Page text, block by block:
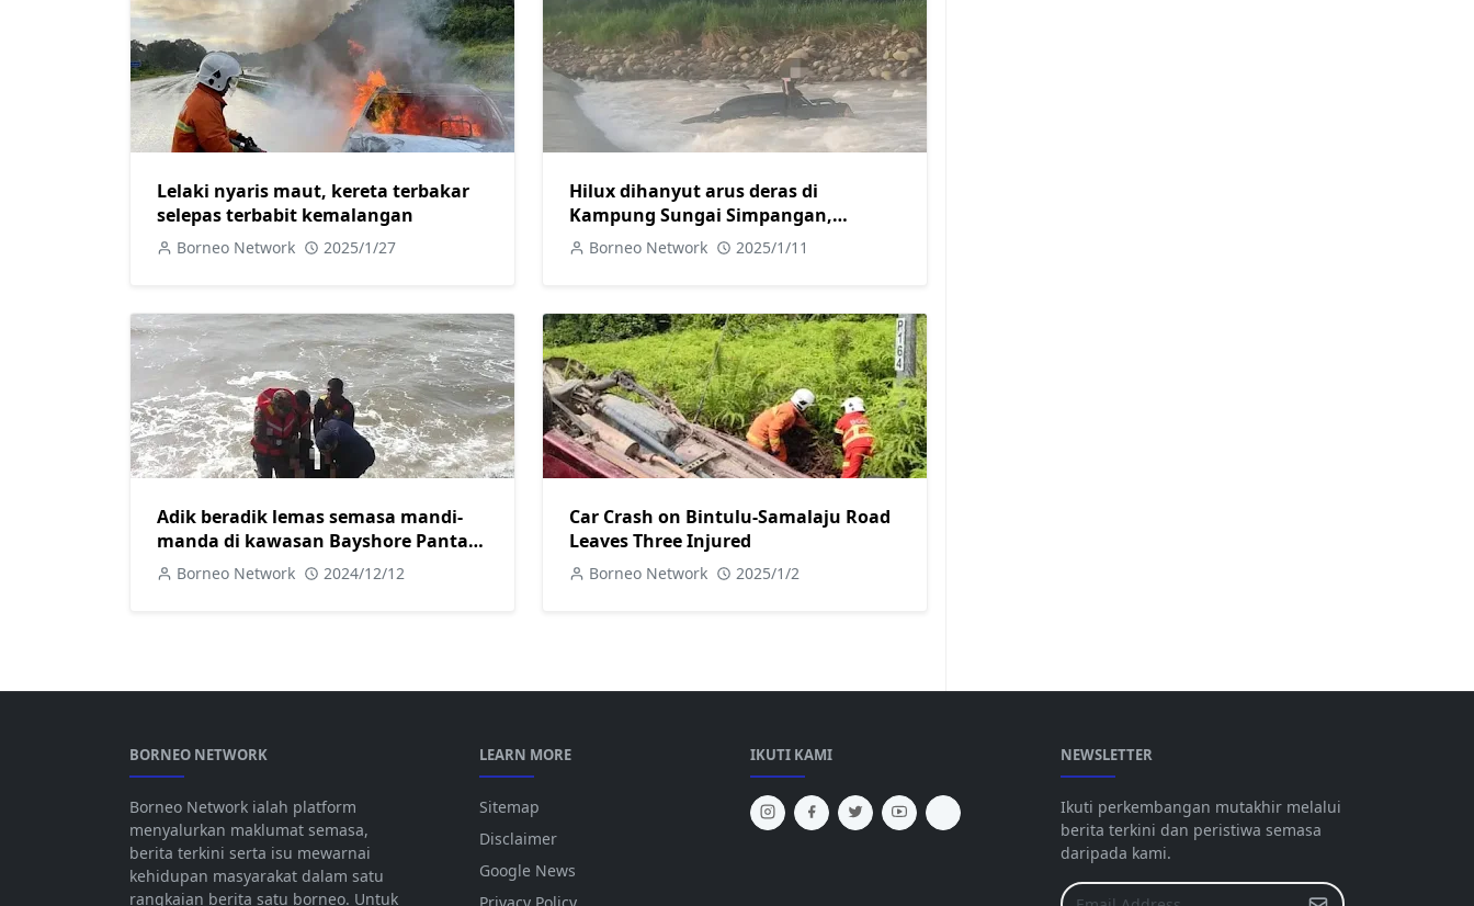
Lelaki nyaris maut, kereta terbakar
selepas terbabit kemalangan
Borneo Network 2025/1/27
Hilux dihanyut arus deras di
Kampung Sungai Simpangan,
pemandu selamat
Borneo Network 2025/1/11
Adik beradik lemas semasa mandi-
manda di kawasan Bayshore Pantai
Lutong
Borneo Network 2024/12/12
Car Crash on Bintulu-Samalaju Road
Leaves Three Injured
Borneo Network 2025/1/2
BORNEO NETWORK
Borneo Network ialah platform
menyalurkan maklumat semasa,
berita terkini serta isu mewarnai
kehidupan masyarakat dalam satu
rangkaian berita satu borneo. Untuk
LEARN MORE
Sitemap
Disclaimer
Google News
IKUTI KAMI NEWSLETTER
Ikuti perkembangan mutakhir melalui
berita terkini dan peristiwa semasa
daripada kami.